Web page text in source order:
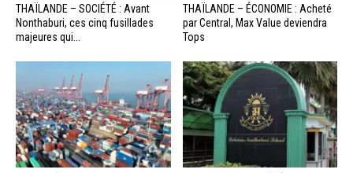
THAÏLANDE – SOCIÉTÉ : Avant
Nonthaburi, ces cinq fusillades
majeures qui...
THAÏLANDE – ÉCONOMIE : Acheté
par Central, Max Value deviendra
Tops